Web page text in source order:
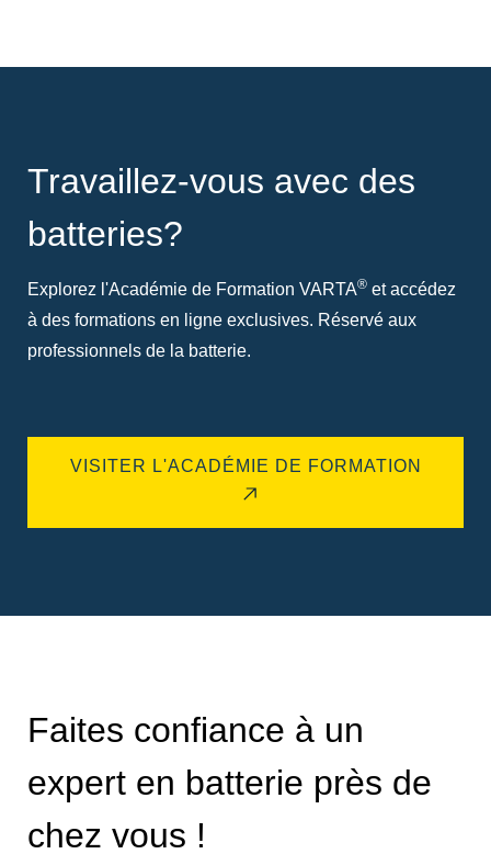
Travaillez-vous avec des
batteries?
Explorez l'Académie de Formation VARTA® et accédez
à des formations en ligne exclusives. Réservé aux
professionnels de la batterie.
VISITER L'ACADÉMIE DE FORMATION
Faites confiance à un
expert en batterie près de
chez vous !